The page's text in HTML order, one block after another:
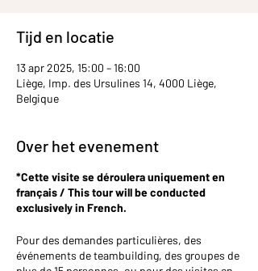
Tijd en locatie
13 apr 2025, 15:00 – 16:00
Liège, Imp. des Ursulines 14, 4000 Liège,
Belgique
Over het evenement
*Cette visite se déroulera uniquement en
français / This tour will be conducted
exclusively in French.
Pour des demandes particulières, des
événements de teambuilding, des groupes de